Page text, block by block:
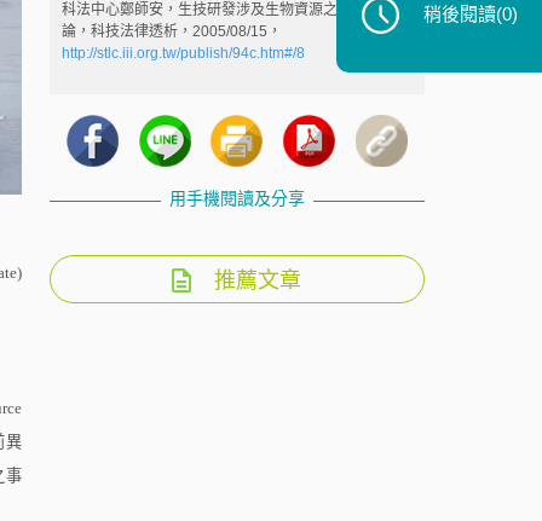
異
事
科法中心鄭師安，生技研發涉及生物資源之新近國際討
論，科技法律透析，2005/08/15，
http://stlc.iii.org.tw/publish/94c.htm#/8
用手機閱讀及分享
推薦文章
稍後閱讀(0)